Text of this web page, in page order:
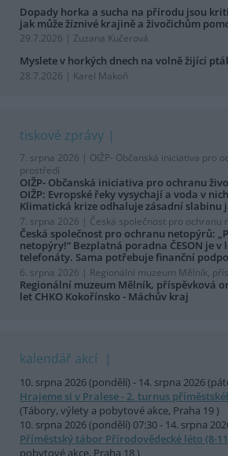
Dopady horka a sucha na přírodu jsou
jak může žíznivé krajině a živočichům
29.7.2026 | Zuzana Kučerová
Myslete v horkých dnech na volně žijící
28.7.2026 | Karel Makoň
tiskové zprávy
7. srpna 2026 | OIŽP- Občanská iniciativa pro
prostředí
OIŽP- Občanská iniciativa pro ochranu
OIŽP: Evropské řeky vysychají a voda v
Klimatická krize odhaluje zásadní slabinu
7. srpna 2026 | Česká společnost pro ochranu
Česká společnost pro ochranu netopýrů:
netopýry!“ Bezplatná poradna ČESON je v
telefonáty. Sama potřebuje finanční
6. srpna 2026 | Regionální muzeum Mělník,
Regionální muzeum Mělník, příspěvková
let CHKO Kokořínsko - Máchův kraj
kalendář akcí
10. srpna 2026 (pondělí) - 14. srpna 2026
Hrajeme si v Pralese - 2. turnus
(Tábory, výlety a pobytové akce, Praha 19 )
10. srpna 2026 (pondělí) 07:30 - 14. srpna
Příměstský tábor Přírodovědecké léto (8-
pobytové akce, Praha 18 )